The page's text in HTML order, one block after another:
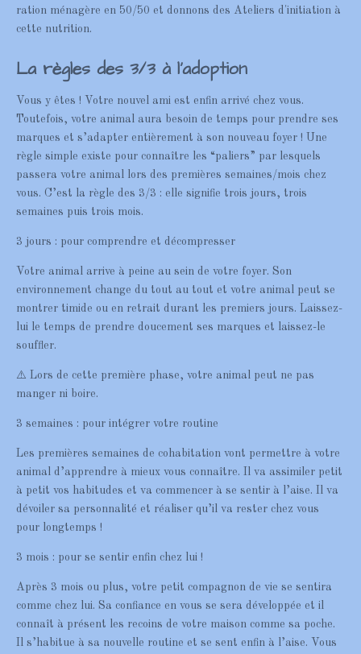
ration ménagère en 50/50 et donnons des Ateliers d'initiation à
cette nutrition.
La règles des 3/3 à l'adoption
Vous y êtes ! Votre nouvel ami est enfin arrivé chez vous.
Toutefois, votre animal aura besoin de temps pour prendre ses
marques et s’adapter entièrement à son nouveau foyer ! Une
règle simple existe pour connaître les “paliers” par lesquels
passera votre animal lors des premières semaines/mois chez
vous. C’est la règle des 3/3 : elle signifie trois jours, trois
semaines puis trois mois.
3 jours : pour comprendre et décompresser
Votre animal arrive à peine au sein de votre foyer. Son
environnement change du tout au tout et votre animal peut se
montrer timide ou en retrait durant les premiers jours. Laissez-
lui le temps de prendre doucement ses marques et laissez-le
souffler.
⚠️ Lors de cette première phase, votre animal peut ne pas
manger ni boire.
3 semaines : pour intégrer votre routine
Les premières semaines de cohabitation vont permettre à votre
animal d’apprendre à mieux vous connaître. Il va assimiler petit
à petit vos habitudes et va commencer à se sentir à l’aise. Il va
dévoiler sa personnalité et réaliser qu’il va rester chez vous
pour longtemps !
3 mois : pour se sentir enfin chez lui !
Après 3 mois ou plus, votre petit compagnon de vie se sentira
comme chez lui. Sa confiance en vous se sera développée et il
connaît à présent les recoins de votre maison comme sa poche.
Il s’habitue à sa nouvelle routine et se sent enfin à l’aise. Vous